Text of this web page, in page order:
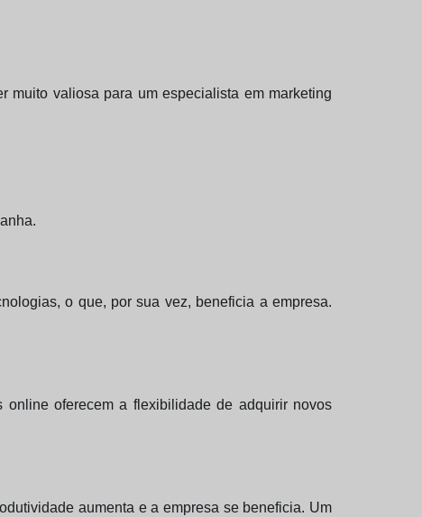
muito valiosa para um especialista em marketing
o que, por sua vez, beneficia a empresa.
oferecem a flexibilidade de adquirir novos
aumenta e a empresa se beneficia. Um